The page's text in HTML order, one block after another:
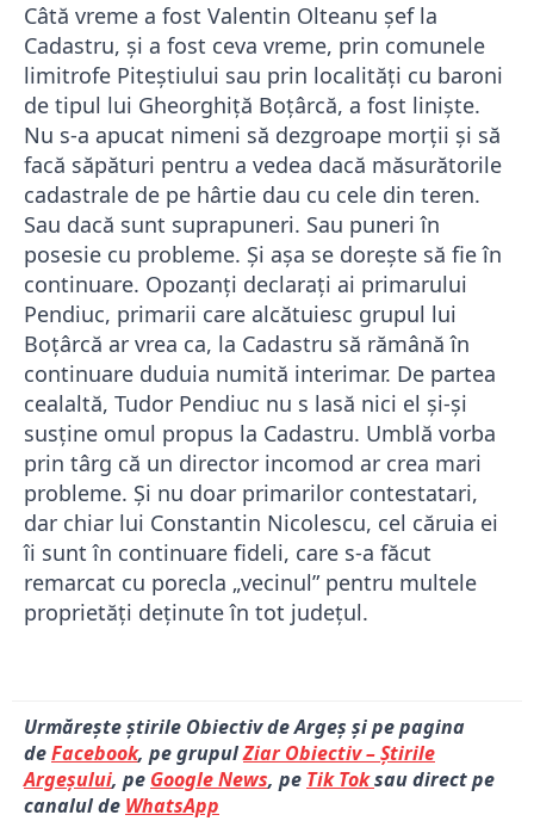
Câtă vreme a fost Valentin Olteanu şef la
Cadastru, şi a fost ceva vreme, prin comunele
limitrofe Piteştiului sau prin localităţi cu baroni
de tipul lui Gheorghiţă Boţârcă, a fost linişte.
Nu s-a apucat nimeni să dezgroape morţii şi să
facă săpături pentru a vedea dacă măsurătorile
cadastrale de pe hârtie dau cu cele din teren.
Sau dacă sunt suprapuneri. Sau puneri în
posesie cu probleme. Şi aşa se doreşte să fie în
continuare. Opozanţi declaraţi ai primarului
Pendiuc, primarii care alcătuiesc grupul lui
Boţârcă ar vrea ca, la Cadastru să rămână în
continuare duduia numită interimar. De partea
cealaltă, Tudor Pendiuc nu s lasă nici el şi-şi
susţine omul propus la Cadastru. Umblă vorba
prin târg că un director incomod ar crea mari
probleme. Şi nu doar primarilor contestatari,
dar chiar lui Constantin Nicolescu, cel căruia ei
îi sunt în continuare fideli, care s-a făcut
remarcat cu porecla „vecinul” pentru multele
proprietăţi deţinute în tot judeţul.
Urmărește știrile Obiectiv de Argeș și pe pagina
deFacebook, pe grupulZiar Obiectiv – Știrile
Argeșului, pe Google News, pe Tik Toksau direct pe
canalul de WhatsApp